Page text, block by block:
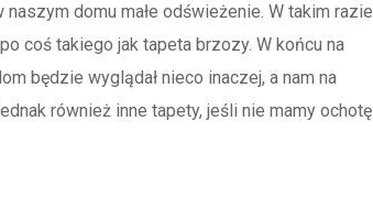
naszym domu małe odświeżenie. W takim razie
coś takiego jak tapeta brzozy. W końcu na
będzie wyglądał nieco inaczej, a nam na
również inne tapety, jeśli nie mamy ochotę